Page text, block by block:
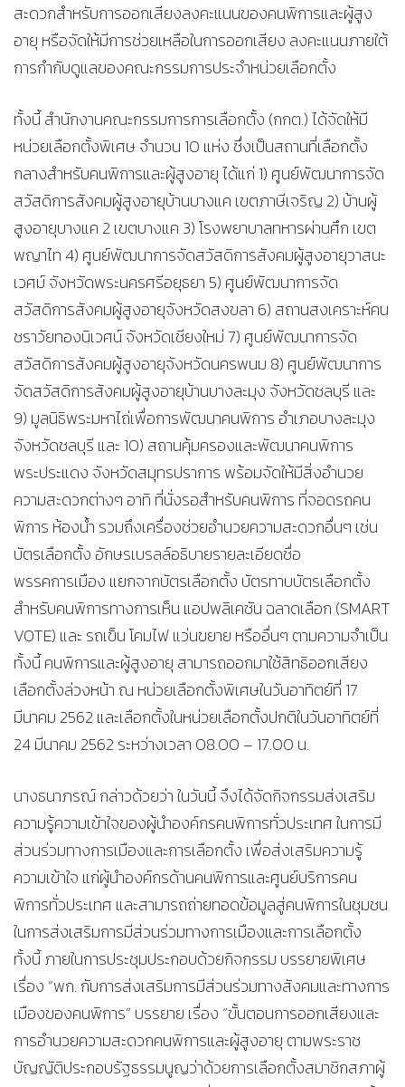
สะดวกสําหรับการออกเสียงลงคะแนนของคนพิการและผู้สูง
อายุ หรือจัดให้มีการช่วยเหลือในการออกเสียง ลงคะแนนภายใต้
การกํากับดูแลของคณะกรรมการประจําหน่วยเลือกตั้ง
ทั้งนี้ สำนักงานคณะกรรมการการเลือกตั้ง (กกต.) ได้จัดให้มี
หน่วยเลือกตั้งพิเศษ จำนวน 10 แห่ง ซึ่งเป็นสถานที่เลือกตั้ง
กลางสำหรับคนพิการและผู้สูงอายุ ได้แก่ 1) ศูนย์พัฒนาการจัด
สวัสดิการสังคมผู้สูงอายุบ้านบางแค เขตภาษีเจริญ 2) บ้านผู้
สูงอายุบางแค 2 เขตบางแค 3) โรงพยาบาลทหารผ่านศึก เขต
พญาไท 4) ศูนย์พัฒนาการจัดสวัสดิการสังคมผู้สูงอายุวาสนะ
เวศม์ จังหวัดพระนครศรีอยุธยา 5) ศูนย์พัฒนาการจัด
สวัสดิการสังคมผู้สูงอายุจังหวัดสงขลา 6) สถานสงเคราะห์คน
ชราวัยทองนิเวศน์ จังหวัดเชียงใหม่ 7) ศูนย์พัฒนาการจัด
สวัสดิการสังคมผู้สูงอายุจังหวัดนครพนม 8) ศูนย์พัฒนาการ
จัดสวัสดิการสังคมผู้สูงอายุบ้านบางละมุง จังหวัดชลบุรี และ
9) มูลนิธิพระมหาไถ่เพื่อการพัฒนาคนพิการ อำเภอบางละมุง
จังหวัดชลบุรี และ 10) สถานคุ้มครองและพัฒนาคนพิการ
พระประแดง จังหวัดสมุทรปราการ พร้อมจัดให้มีสิ่งอำนวย
ความสะดวกต่างๆ อาทิ ที่นั่งรอสำหรับคนพิการ ที่จอดรถคน
พิการ ห้องน้ำ รวมถึงเครื่องช่วยอำนวยความสะดวกอื่นๆ เช่น
บัตรเลือกตั้ง อักษรเบรลล์อธิบายรายละเอียดชื่อ
พรรคการเมือง แยกจากบัตรเลือกตั้ง บัตรทาบบัตรเลือกตั้ง
สำหรับคนพิการทางการเห็น แอปพลิเคชัน ฉลาดเลือก (SMART
VOTE) และ รถเข็น โคมไฟ แว่นขยาย หรืออื่นๆ ตามความจำเป็น
ทั้งนี้ คนพิการและผู้สูงอายุ สามารถออกมาใช้สิทธิออกเสียง
เลือกตั้งล่วงหน้า ณ หน่วยเลือกตั้งพิเศษในวันอาทิตย์ที่ 17
มีนาคม 2562 และเลือกตั้งในหน่วยเลือกตั้งปกติในวันอาทิตย์ที่
24 มีนาคม 2562 ระหว่างเวลา 08.00 – 17.00 น.
นางธนาภรณ์ กล่าวด้วยว่า ในวันนี้ จึงได้จัดกิจกรรมส่งเสริม
ความรู้ความเข้าใจของผู้นำองค์กรคนพิการทั่วประเทศ ในการมี
ส่วนร่วมทางการเมืองและการเลือกตั้ง เพื่อส่งเสริมความรู้
ความเข้าใจ แก่ผู้นำองค์กรด้านคนพิการและศูนย์บริการคน
พิการทั่วประเทศ และสามารถถ่ายทอดข้อมูลสู่คนพิการในชุมชน
ในการส่งเสริมการมีส่วนร่วมทางการเมืองและการเลือกตั้ง
ทั้งนี้ ภายในการประชุมประกอบด้วยกิจกรรม บรรยายพิเศษ
เรื่อง “พก. กับการส่งเสริมการมีส่วนร่วมทางสังคมและทางการ
เมืองของคนพิการ” บรรยาย เรื่อง “ขั้นตอนการออกเสียงและ
การอำนวยความสะดวกคนพิการและผู้สูงอายุ ตามพระราช
บัญญัติประกอบรัฐธรรมนูญว่าด้วยการเลือกตั้งสมาชิกสภาผู้